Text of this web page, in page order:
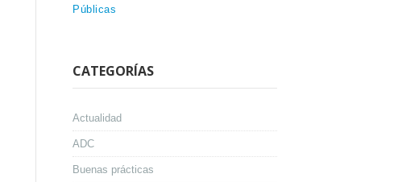
Públicas
CATEGORÍAS
Actualidad
ADC
Buenas prácticas